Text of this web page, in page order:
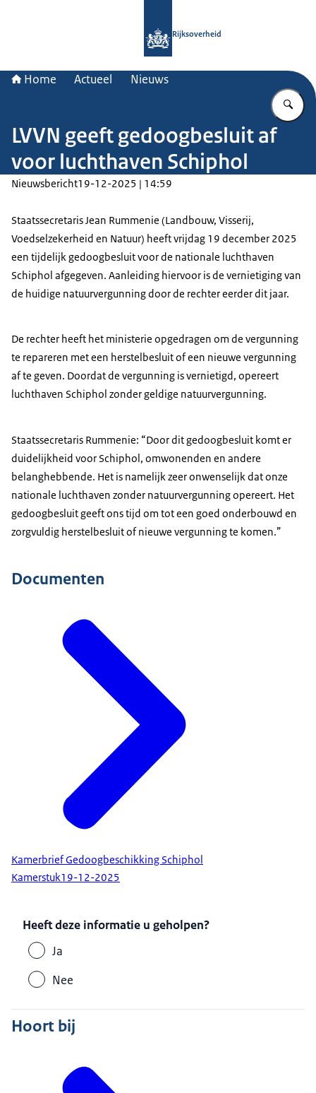
Rijksoverheid
Home Actueel Nieuws
LVVN geeft gedoogbesluit af
voor luchthaven Schiphol
Nieuwsbericht19-12-2025 | 14:59
Staatssecretaris Jean Rummenie (Landbouw, Visserij,
Voedselzekerheid en Natuur) heeft vrijdag 19 december 2025
een tijdelijk gedoogbesluit voor de nationale luchthaven
Schiphol afgegeven. Aanleiding hiervoor is de vernietiging van
de huidige natuurvergunning door de rechter eerder dit jaar.
De rechter heeft het ministerie opgedragen om de vergunning
te repareren met een herstelbesluit of een nieuwe vergunning
af te geven. Doordat de vergunning is vernietigd, opereert
luchthaven Schiphol zonder geldige natuurvergunning.
Staatssecretaris Rummenie: “Door dit gedoogbesluit komt er
duidelijkheid voor Schiphol, omwonenden en andere
belanghebbende. Het is namelijk zeer onwenselijk dat onze
nationale luchthaven zonder natuurvergunning opereert. Het
gedoogbesluit geeft ons tijd om tot een goed onderbouwd en
zorgvuldig herstelbesluit of nieuwe vergunning te komen.”
Documenten
Kamerbrief Gedoogbeschikking Schiphol
Kamerstuk19-12-2025
Heeft deze informatie u geholpen?
Ja
Nee
Hoort bij